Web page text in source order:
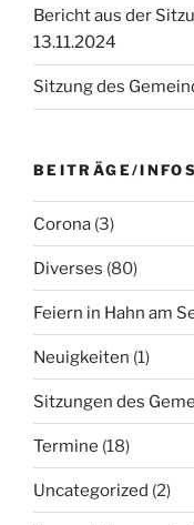
Bericht aus der
13.11.2024
Sitzung des
BEITRÄGE/
Corona (3)
Diverses (80)
Feiern in Hahn am
Neuigkeiten (1)
Sitzungen des
Termine (18)
Uncategorized (2)